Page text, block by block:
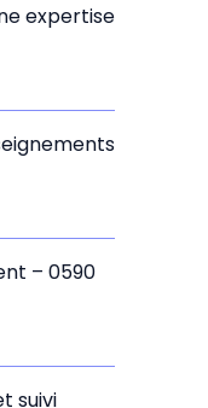
expertise
– 0590
suivi